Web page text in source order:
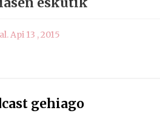
al. Api 13 , 2015
gehiago